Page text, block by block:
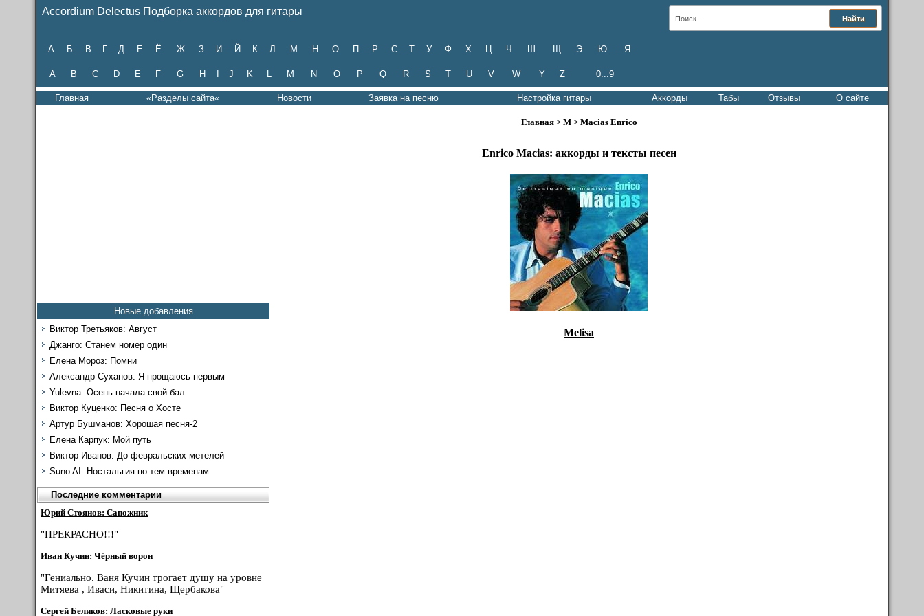
Accordium Delectus Подборка аккордов для гитары
А Б В Г Д Е Ё Ж З И Й К Л М Н О П Р С Т У Ф Х Ц Ч Ш Щ Э Ю Я
A B C D E F G H J K L M N O P Q R S T U V W Y Z 0...9
Главная «Разделы сайта« Новости Заявка на песню Настройка гитары Аккорды Табы Отзывы О сайте
Новые добавления
Виктор Третьяков: Август
Джанго: Станем номер один
Елена Мороз: Помни
Александр Суханов: Я прощаюсь первым
Yulevna: Осень начала свой бал
Виктор Куценко: Песня о Хосте
Артур Бушманов: Хорошая песня-2
Елена Карпук: Мой путь
Виктор Иванов: До февральских метелей
Suno AI: Ностальгия по тем временам
Последние комментарии
Юрий Стоянов: Сапожник
"ПРЕКРАСНО!!!"
Иван Кучин: Чёрный ворон
"Гениально. Ваня Кучин трогает душу на уровне
Митяева , Иваси, Никитина, Щербакова"
Сергей Беликов: Ласковые руки
Главная> M> Macias Enrico
Enrico Macias: аккорды и тексты песен
Melisa